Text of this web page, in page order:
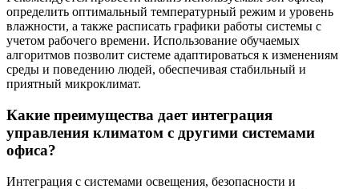
определить оптимальный температурный режим и уровень
влажности, а также расписать графики работы системы с
учетом рабочего времени. Использование обучаемых
алгоритмов позволит системе адаптироваться к изменениям
среды и поведению людей, обеспечивая стабильный и
приятный микроклимат.
Какие преимущества дает интеграция
управления климатом с другими системами
офиса?
Интеграция с системами освещения, безопасности и